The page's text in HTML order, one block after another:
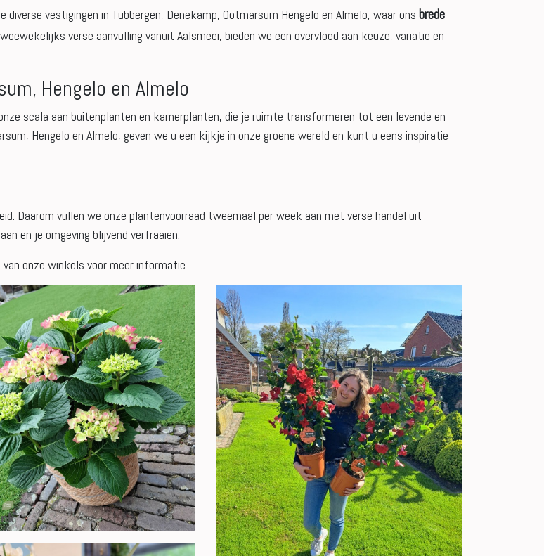
diverse vestigingen in Tubbergen, Denekamp, Ootmarsum Hengelo en Almelo, waar ons brede
verse aanvulling vanuit Aalsmeer, bieden we een overvloed aan keuze, variatie en
Hengelo en Almelo
scala aan buitenplanten en kamerplanten, die je ruimte transformeren tot een levende en
Hengelo en Almelo, geven we u een kijkje in onze groene wereld en kunt u eens inspiratie
Daarom vullen we onze plantenvoorraad tweemaal per week aan met verse handel uit
en je omgeving blijvend verfraaien.
onze winkels voor meer informatie.